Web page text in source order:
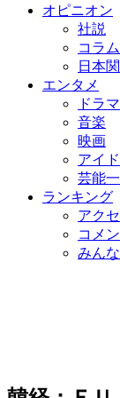
オピニオン
社説
コラム
日本
エンタメ
ドラマ
音楽
映画
アイ
芸能
ランキング
アク
コメ
みん